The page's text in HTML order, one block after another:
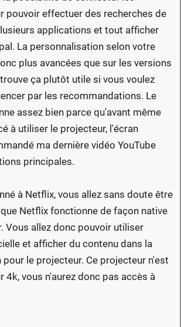
pouvoir effectuer des recherches de
applications et tout afficher
La personnalisation selon votre
plus avancées que sur les versions
ça plutôt utile si vous voulez
par les recommandations. Le
assez bien parce qu'avant même
à utiliser le projecteur, l'écran
ma dernière vidéo YouTube
principales.
à Netflix, vous allez sans doute être
Netflix fonctionne de façon native
Vous allez donc pouvoir utiliser
et afficher du contenu dans la
le projecteur. Ce projecteur n'est
4k, vous n'aurez donc pas accès à